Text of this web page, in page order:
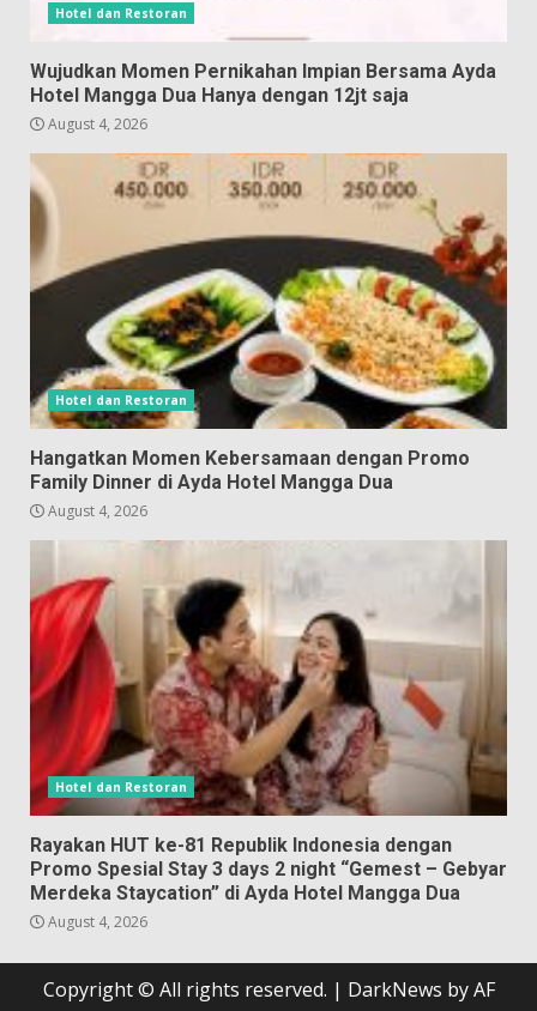
Hotel dan Restoran
Wujudkan Momen Pernikahan Impian Bersama Ayda
Hotel Mangga Dua Hanya dengan 12jt saja
August 4, 2026
Hotel dan Restoran
Hangatkan Momen Kebersamaan dengan Promo
Family Dinner di Ayda Hotel Mangga Dua
August 4, 2026
Hotel dan Restoran
Rayakan HUT ke-81 Republik Indonesia dengan
Promo Spesial Stay 3 days 2 night “Gemest – Gebyar
Merdeka Staycation” di Ayda Hotel Mangga Dua
August 4, 2026
Copyright © All rights reserved. | DarkNews by AF